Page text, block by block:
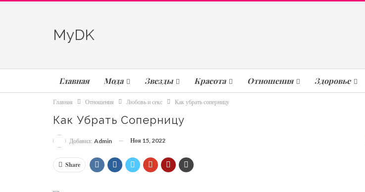
MyDK
Главная Мода Звезды Красота Отношения Здоровье
Главная Отношения Любовь и секс Как убрать соперницу
Как Убрать Соперницу
Добавил: Admin Ноя 15, 2022
Share